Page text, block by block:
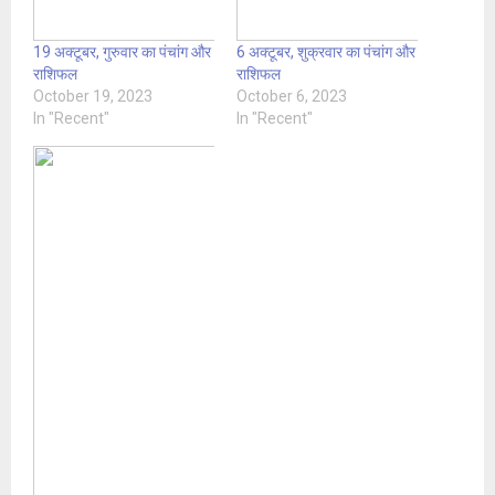
19 अक्टूबर, गुरुवार का पंचांग और
राशिफल
October 19, 2023
In "Recent"
6 अक्टूबर, शुक्रवार का पंचांग और
राशिफल
October 6, 2023
In "Recent"